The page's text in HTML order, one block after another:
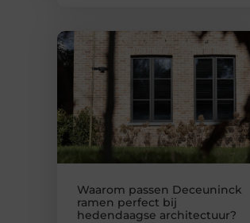
Waarom passen Deceuninck
ramen perfect bij
hedendaagse architectuur?